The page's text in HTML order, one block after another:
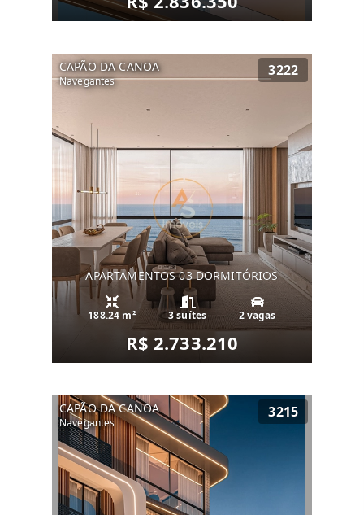
CAPÃO DA CANOA
Navegantes
3222
APARTAMENTOS 03 DORMITÓRIOS
188.24 m² 3 suítes 2 vagas
R$ 2.733.210
CAPÃO DA CANOA
Navegantes
3215